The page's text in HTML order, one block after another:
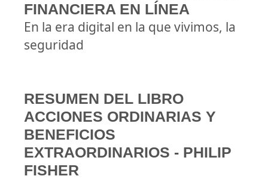
FINANCIERA EN LÍNEA
En la era digital en la que vivimos, la
seguridad
RESUMEN DEL LIBRO
ACCIONES ORDINARIAS Y
BENEFICIOS
EXTRAORDINARIOS - PHILIP
FISHER